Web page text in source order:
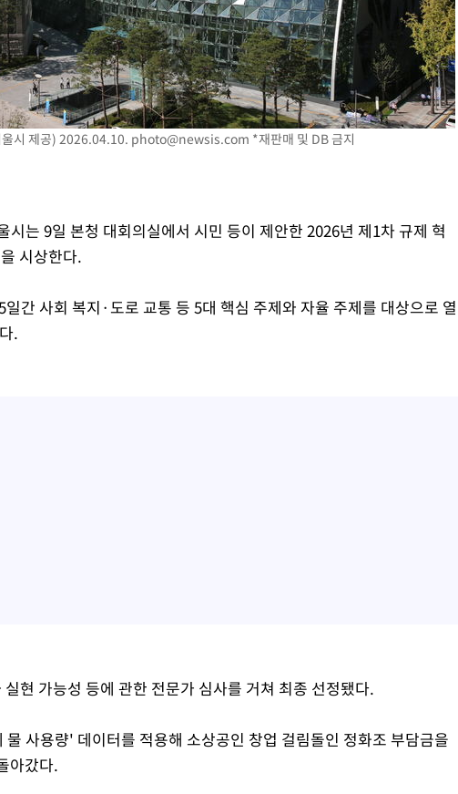
시 제공) 2026.04.10. photo@newsis.com *재판매 및 DB 금지
시는 9일 본청 대회의실에서 시민 등이 제안한 2026년 제1차 규제 혁
시상한다.
간 사회 복지·도로 교통 등 5대 핵심 주제와 자율 주제를 대상으로 열
.
현 가능성 등에 관한 전문가 심사를 거쳐 최종 선정됐다.
사용량' 데이터를 적용해 소상공인 창업 걸림돌인 정화조 부담금을
아갔다.